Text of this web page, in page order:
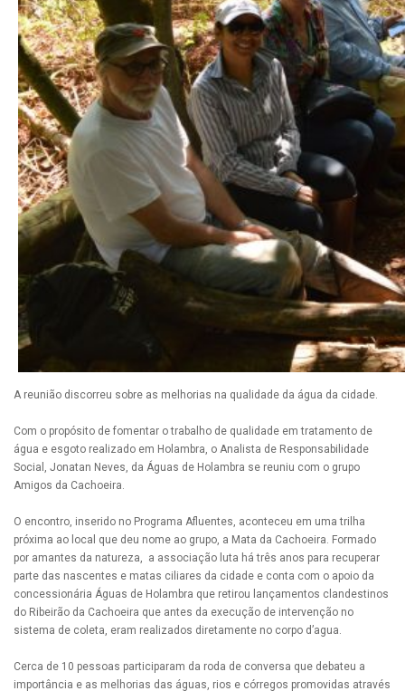
A reunião discorreu sobre as melhorias na qualidade da água da cidade.
Com o propósito de fomentar o trabalho de qualidade em tratamento de
água e esgoto realizado em Holambra, o Analista de Responsabilidade
Social, Jonatan Neves, da Águas de Holambra se reuniu com o grupo
Amigos da Cachoeira.
O encontro, inserido no Programa Afluentes, aconteceu em uma trilha
próxima ao local que deu nome ao grupo, a Mata da Cachoeira. Formado
por amantes da natureza, a associação luta há três anos para recuperar
parte das nascentes e matas ciliares da cidade e conta com o apoio da
concessionária Águas de Holambra que retirou lançamentos clandestinos
do Ribeirão da Cachoeira que antes da execução de intervenção no
sistema de coleta, eram realizados diretamente no corpo d’agua.
Cerca de 10 pessoas participaram da roda de conversa que debateu a
importância e as melhorias das águas, rios e córregos promovidas através